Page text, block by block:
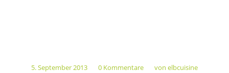
5. September 2013
/ 0 Kommentare
/ von elbcuisine